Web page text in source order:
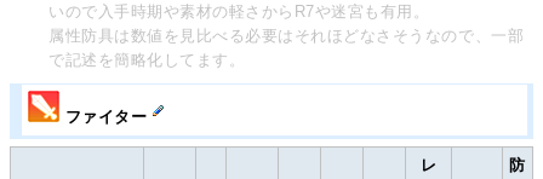
いので入手時期や素材の軽さからR7や迷宮も有用。
属性防具は数値を見比べる必要はそれほどなさそうなので、一部
で記述を簡略化してます。
ファイター
レ
防